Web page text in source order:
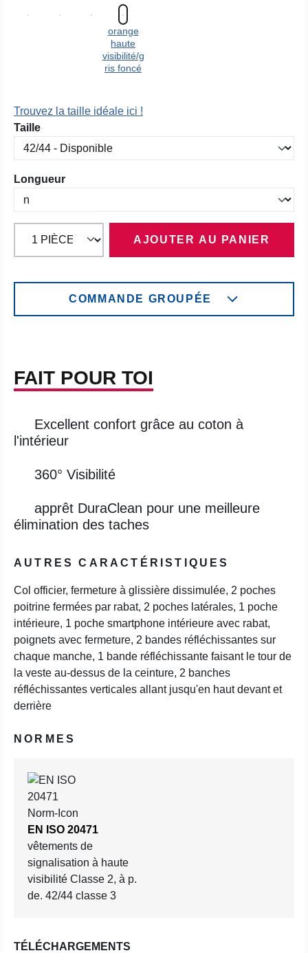
orange
haute
visibilité/g
ris foncé
Trouvez la taille idéale ici !
Sélectionnez
Taille
Sélectionnez
Longueur
AJOUTER AU PANIER
COMMANDE GROUPÉE
FAIT POUR TOI
Excellent confort grâce au coton à
l'intérieur
360° Visibilité
apprêt DuraClean pour une meilleure
élimination des taches
AUTRES CARACTÉRISTIQUES
Col officier, fermeture à glissière dissimulée, 2 poches
poitrine fermées par rabat, 2 poches latérales, 1 poche
intérieure, 1 poche smartphone intérieure avec rabat,
poignets avec fermeture, 2 bandes réfléchissantes sur
chaque manche, 1 bande réfléchissante faisant le tour de
la veste au-dessus de la ceinture, 2 banches
réfléchissantes verticales allant jusqu'en haut devant et
derrière
NORMES
EN ISO 20471
vêtements de
signalisation à haute
visibilité Classe 2, à p.
de. 42/44 classe 3
TÉLÉCHARGEMENTS